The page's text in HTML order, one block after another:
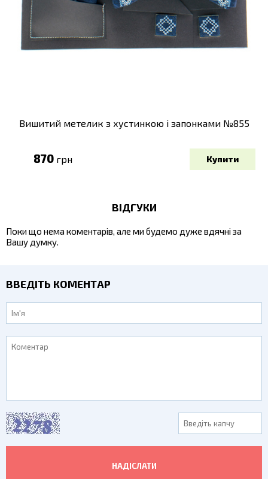
Вишитий метелик з хустинкою і запонками №855
870 грн
ВІДГУКИ
Поки що нема коментарів, але ми будемо дуже вдячні за
Вашу думку.
ВВЕДІТЬ КОМЕНТАР